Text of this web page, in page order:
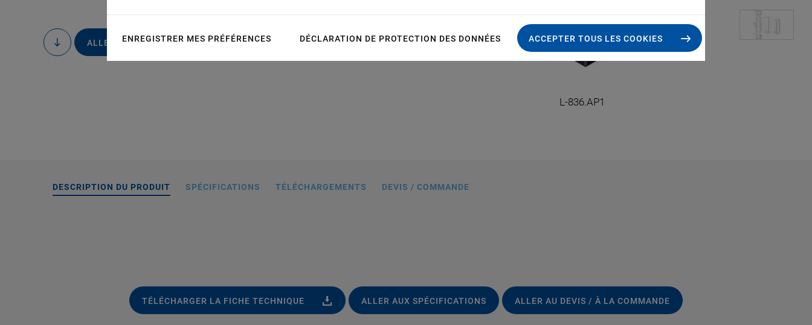
ENREGISTRER MES PRÉFÉRENCES DÉCLARATION DE PROTECTION DES DONNÉES ACCEPTER TOUS LES COOKIES
to
content
ALLER AU DEVIS / À LA COMMANDE
L-836.AP1
DESCRIPTION DU PRODUIT SPÉCIFICATIONS TÉLÉCHARGEMENTS DEVIS / COMMANDE
TÉLÉCHARGER LA FICHE TECHNIQUE ALLER AUX SPÉCIFICATIONS ALLER AU DEVIS / À LA COMMANDE